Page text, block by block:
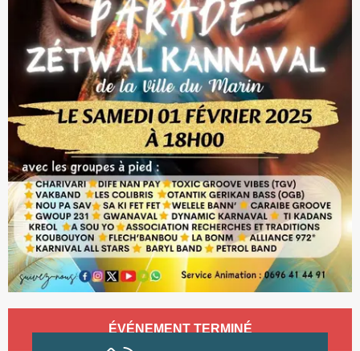
Ouverture et coordonnées
ÉVÉNEMENT TERMINÉ